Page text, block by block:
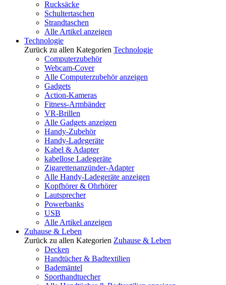
Rucksäcke
Schultertaschen
Strandtaschen
Alle Artikel anzeigen
Technologie
Zurück zu allen Kategorien Technologie
Computerzubehör
Webcam-Cover
Alle Computerzubehör anzeigen
Gadgets
Action-Kameras
Fitness-Armbänder
VR-Brillen
Alle Gadgets anzeigen
Handy-Zubehör
Handy-Ladegeräte
Kabel & Adapter
kabellose Ladegeräte
Zigarettenanzünder-Adapter
Alle Handy-Ladegeräte anzeigen
Kopfhörer & Ohrhörer
Lautsprecher
Powerbanks
USB
Alle Artikel anzeigen
Zuhause & Leben
Zurück zu allen Kategorien Zuhause & Leben
Decken
Handtücher & Badtextilien
Bademäntel
Sporthandtuecher